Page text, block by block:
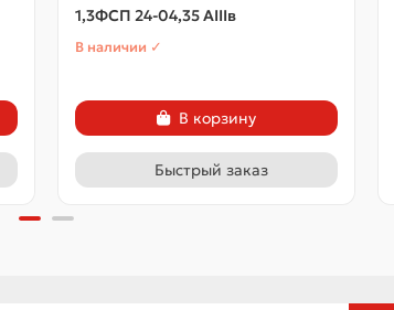
1,3ФСП 24-04,35 АIIIв
В наличии ✓
В корзину
Быстрый заказ